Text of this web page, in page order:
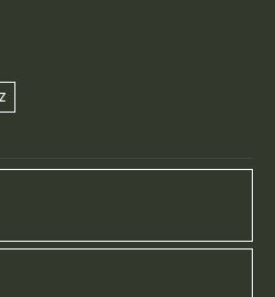
& Simple
ligula eget dolor.
INFOS